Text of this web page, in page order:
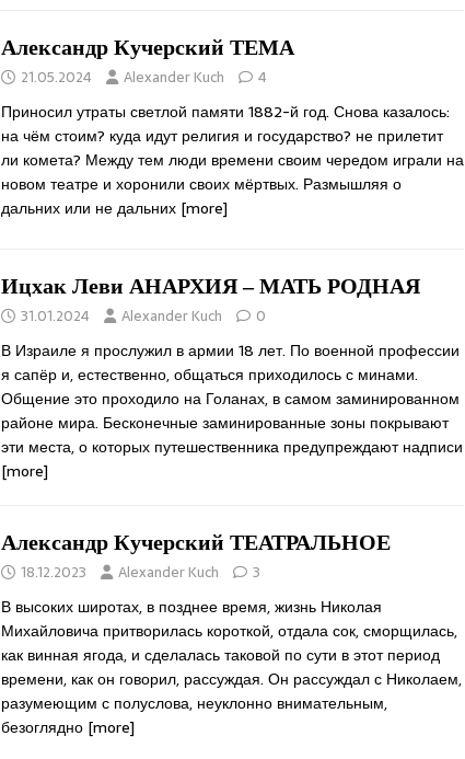
Александр Кучерский ТЕМА
21.05.2024 Alexander Kuch 4
Приносил утраты светлой памяти 1882-й год. Снова казалось:
на чём стоим? куда идут религия и государство? не прилетит
ли комета? Между тем люди времени своим чередом играли на
новом театре и хоронили своих мёртвых. Размышляя о
дальних или не дальних [more]
Ицхак Леви АНАРХИЯ ‒ МАТЬ РОДНАЯ
31.01.2024 Alexander Kuch 0
В Израиле я прослужил в армии 18 лет. По военной профессии
я сапёр и, естественно, общаться приходилось с минами.
Общение это проходило на Голанах, в самом заминированном
районе мира. Бесконечные заминированные зоны покрывают
эти места, о которых путешественника предупреждают надписи
[more]
Александр Кучерский ТЕАТРАЛЬНОЕ
18.12.2023 Alexander Kuch 3
В высоких широтах, в позднее время, жизнь Николая
Михайловича притворилась короткой, отдала сок, сморщилась,
как винная ягода, и сделалась таковой по сути в этот период
времени, как он говорил, рассуждая. Он рассуждал с Николаем,
разумеющим с полуслова, неуклонно внимательным,
безоглядно [more]